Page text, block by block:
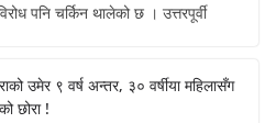
पनि चर्किन थालेको छ । उत्तरपूर्वी
उमेर ९ वर्ष अन्तर, ३० वर्षीया महिलासँग
छोरा !